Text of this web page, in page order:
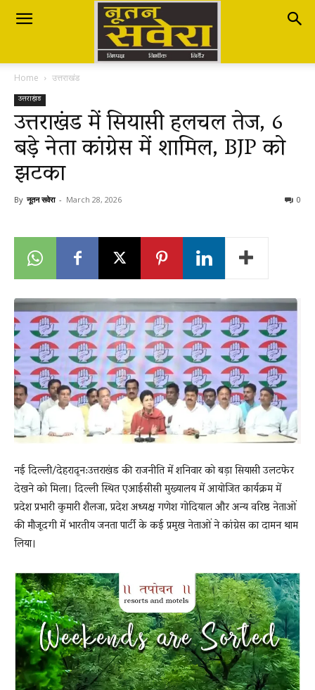
Nutan
Savera
नूतन
सवेरा
Breaking
News
LIVE
Home उत्तराखंड
उत्तराखंड
उत्तराखंड में सियासी हलचल तेज, 6
बड़े नेता कांग्रेस में शामिल, BJP को
झटका
By नूतन सवेरा - March 28, 2026 0
नई दिल्ली/देहरादून:उत्तराखंड की राजनीति में शनिवार को बड़ा सियासी उलटफेर
देखने को मिला। दिल्ली स्थित एआईसीसी मुख्यालय में आयोजित कार्यक्रम में
प्रदेश प्रभारी कुमारी शैलजा, प्रदेश अध्यक्ष गणेश गोदियाल और अन्य वरिष्ठ नेताओं
की मौजूदगी में भारतीय जनता पार्टी के कई प्रमुख नेताओं ने कांग्रेस का दामन थाम
लिया।